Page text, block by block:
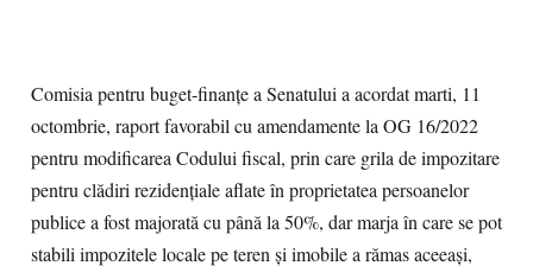
Comisia pentru buget-finanțe a Senatului a acordat marti, 11
octombrie, raport favorabil cu amendamente la OG 16/2022
pentru modificarea Codului fiscal, prin care grila de impozitare
pentru clădiri rezidențiale aflate în proprietatea persoanelor
publice a fost majorată cu până la 50%, dar marja în care se pot
stabili impozitele locale pe teren și imobile a rămas aceeași,